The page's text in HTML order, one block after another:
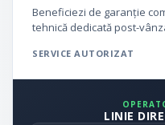
Beneficiezi de garanție
tehnică dedicată post-
SERVICE AUTORIZAT
LINIE